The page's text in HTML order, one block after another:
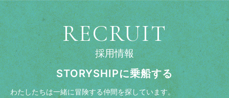
RECRUIT
採用情報
STORYSHIPに乗船する
わたしたちは一緒に冒険する仲間を探しています。